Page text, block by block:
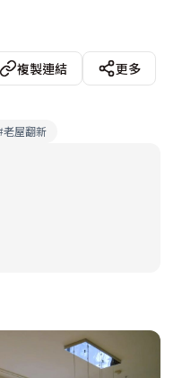
，中間為長形的餐廳。
個屋子格局做了大洗
部打通，將原本在另一
間臥房位置，呈現半開
規劃將原本客廳+餐廳
櫃兼中島櫃隔間，並補
，但還是考量中式的料
煙，避免竄入廚房以外
複製連結
更多
老屋翻新